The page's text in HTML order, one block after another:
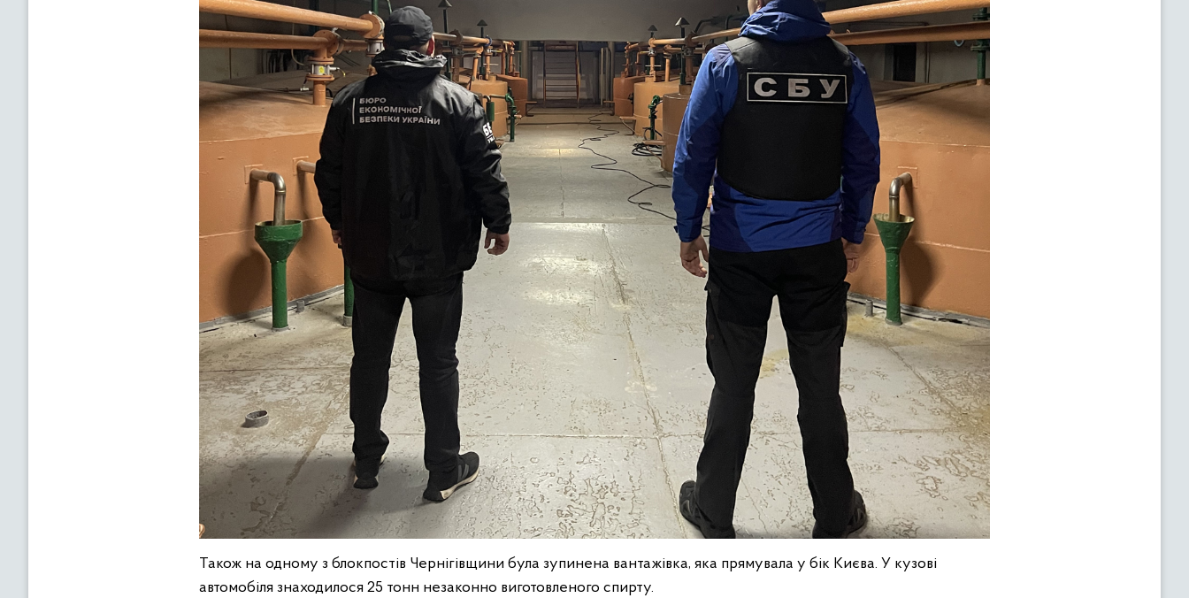
Також на одному з блокпостів Чернігівщини була зупинена вантажівка, яка прямувала у бік Києва. У кузові
автомобіля знаходилося 25 тонн незаконно виготовленого спирту.